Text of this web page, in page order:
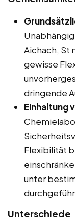
Aichach, St
gewisse
dringende
Einhaltung
Flexibilität
unter
Unterschiede